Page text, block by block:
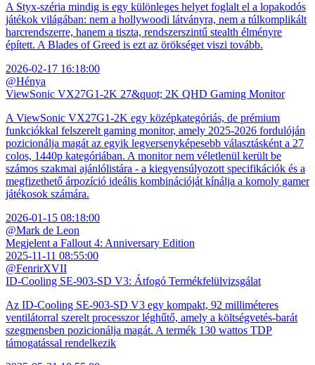
A Styx-széria mindig is egy különleges helyet foglalt el a lopakodós
játékok világában: nem a hollywoodi látványra, nem a túlkomplikált
harcrendszerre, hanem a tiszta, rendszerszintű stealth élményre
épített. A Blades of Greed is ezt az örökséget viszi tovább.
2026-02-17 16:18:00
@Hénya
ViewSonic VX27G1-2K 27&quot; 2K QHD Gaming Monitor
A ViewSonic VX27G1-2K egy középkategóriás, de prémium
funkciókkal felszerelt gaming monitor, amely 2025-2026 fordulóján
pozicionálja magát az egyik legversenyképesebb választásként a 27
colos, 1440p kategóriában. A monitor nem véletlenül került be
számos szakmai ajánlólistára - a kiegyensúlyozott specifikációk és a
megfizethető árpozíció ideális kombinációját kínálja a komoly gamer
játékosok számára.
2026-01-15 08:18:00
@Mark de Leon
Megjelent a Fallout 4: Anniversary Edition
2025-11-11 08:55:00
@FenrirXVII
ID-Cooling SE-903-SD V3: Átfogó Termékfelülvizsgálat
Az ID-Cooling SE-903-SD V3 egy kompakt, 92 milliméteres
ventilátorral szerelt processzor léghűtő, amely a költségvetés-barát
szegmensben pozicionálja magát. A termék 130 wattos TDP
támogatással rendelkezik